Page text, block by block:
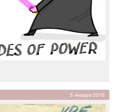
5 января 2016